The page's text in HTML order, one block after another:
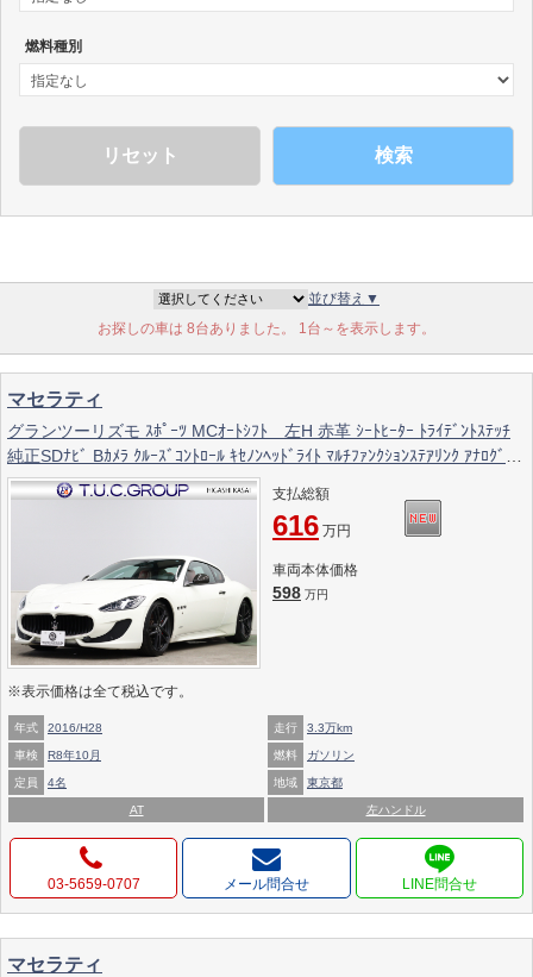
燃料種別
検索
並び替え▼
お探しの車は 8台ありました。 1台～を表示します。
マセラティ
グランツーリズモ ｽﾎﾟｰﾂ MCｵｰﾄｼﾌﾄ 左H 赤革 ｼｰﾄﾋｰﾀｰ ﾄﾗｲﾃﾞﾝﾄｽﾃｯﾁ
純正SDﾅﾋﾞ Bｶﾒﾗ ｸﾙｰｽﾞｺﾝﾄﾛｰﾙ ｷｾﾉﾝﾍｯﾄﾞﾗｲﾄ ﾏﾙﾁﾌｧﾝｸｼｮﾝｽﾃｱﾘﾝｸ ｱﾅﾛｸﾞｸﾛ
ｯｸ ﾚｯﾄﾞｷｬﾘﾊﾟｰ H&Rﾀﾞｳﾝｻｽ 純正MC20ｲﾝﾁAW 2年保証付
支払総額
616 万円
車両本体価格
598 万円
※表示価格は全て税込です。
年式 2016/H28 走行 3.3万km
車検 R8年10月 燃料 ガソリン
定員 4名 地域 東京都
AT 左ハンドル
03-5659-0707 メール問合せ
マセラティ